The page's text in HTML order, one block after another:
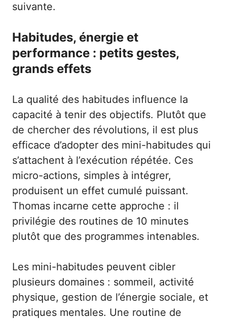
suivante.
Habitudes, énergie et
performance : petits gestes,
grands effets
La qualité des habitudes influence la
capacité à tenir des objectifs. Plutôt que
de chercher des révolutions, il est plus
efficace d’adopter des mini-habitudes qui
s’attachent à l’exécution répétée. Ces
micro-actions, simples à intégrer,
produisent un effet cumulé puissant.
Thomas incarne cette approche : il
privilégie des routines de 10 minutes
plutôt que des programmes intenables.
Les mini-habitudes peuvent cibler
plusieurs domaines : sommeil, activité
physique, gestion de l’énergie sociale, et
pratiques mentales. Une routine de